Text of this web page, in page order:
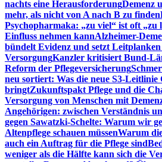
nachts eine HerausforderungDemenz
mehr, als nicht von A nach B zu finden
Psychopharmaka: „zu viel“ ist oft „zu
Einfluss nehmen kannAlzheimer-
bündelt Evidenz und setzt
VersorgungKanzler kritisiert Bund-
Reform der Pflegeversicherung
neu sortiert: Was die neue S3-
bringtZukunftspakt Pflege und die
Versorgung von Menschen mit
Angehörigen: zwischen Verständnis
gegen Sawatzki-Schelte: Warum wir
Altenpflege schauen müssenWarum
auch ein Auftrag für die Pflege sind
weniger als die Hälfte kann sich die